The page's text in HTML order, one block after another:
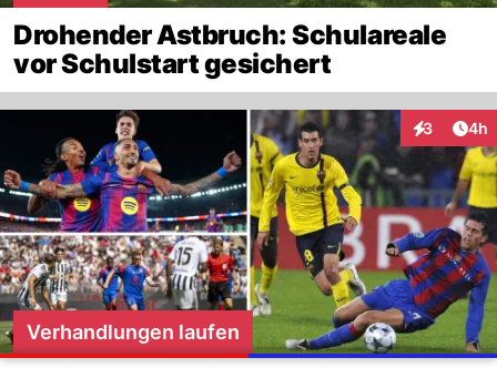
Drohender Astbruch: Schulareale
vor Schulstart gesichert
3 4h
Verhandlungen laufen